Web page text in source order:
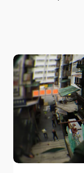
Better
Than
Dead
mete
chumbo
grosso
realidade